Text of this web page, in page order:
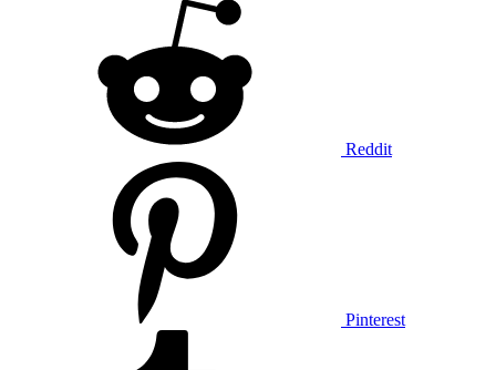
Reddit
Pinterest